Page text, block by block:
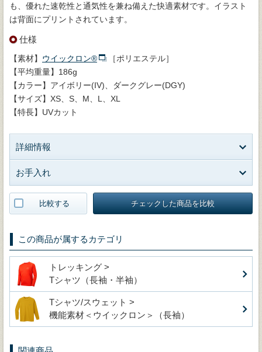
も、優れた速乾性と通気性を兼ね備えた快適素材です。イラスト
は背面にプリントされています。
仕様
【素材】 ウイックロン®
［ポリエステル］
【平均重量】186g
【カラー】アイボリー(IV)、ダークグレー(DGY)
【サイズ】XS、S、M、L、XL
【特長】UVカット
詳細情報
お手入れ
比較する チェックした商品を比較
この商品が属するカテゴリ
トレッキング >
Tシャツ（長袖・半袖）
Tシャツ/スウェット >
機能素材＜ウイックロン＞（長袖）